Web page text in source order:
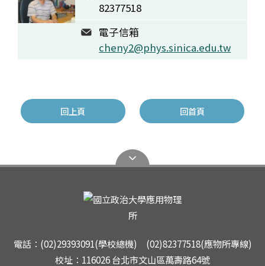
82377518
電子信箱
cheny2@phys.sinica.edu.tw
回上頁 回首頁
電話：(02)29393091(學校總機) (02)82377518(應物所專線)
校址：116026 台北市文山區萬壽路64號